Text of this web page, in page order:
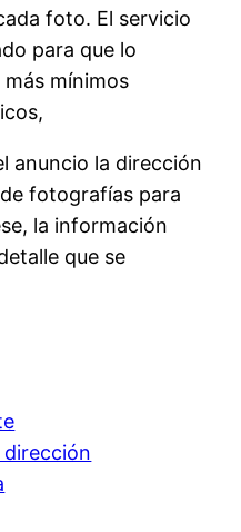
foto. El servicio
para que lo
mínimos
anuncio la dirección
fotografías para
la información
que se
dirección